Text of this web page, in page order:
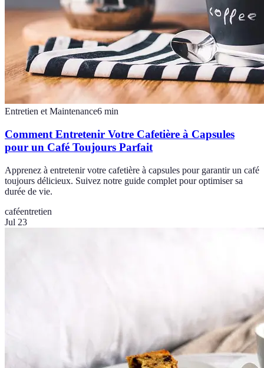
Entretien et Maintenance6 min
Comment Entretenir Votre Cafetière à Capsules
pour un Café Toujours Parfait
Apprenez à entretenir votre cafetière à capsules pour garantir un café
toujours délicieux. Suivez notre guide complet pour optimiser sa
durée de vie.
caféentretien
Jul 23